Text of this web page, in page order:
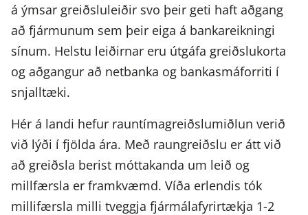
á ýmsar greiðsluleiðir svo þeir geti haft aðgang
að fjármunum sem þeir eiga á bankareikningi
sínum. Helstu leiðirnar eru útgáfa greiðslukorta
og aðgangur að netbanka og bankasmáforriti í
snjalltæki.
Hér á landi hefur rauntímagreiðslumiðlun verið
við lýði í fjölda ára. Með raungreiðslu er átt við
að greiðsla berist móttakanda um leið og
millfærsla er framkvæmd. Víða erlendis tók
millifærsla milli tveggja fjármálafyrirtækja 1-2